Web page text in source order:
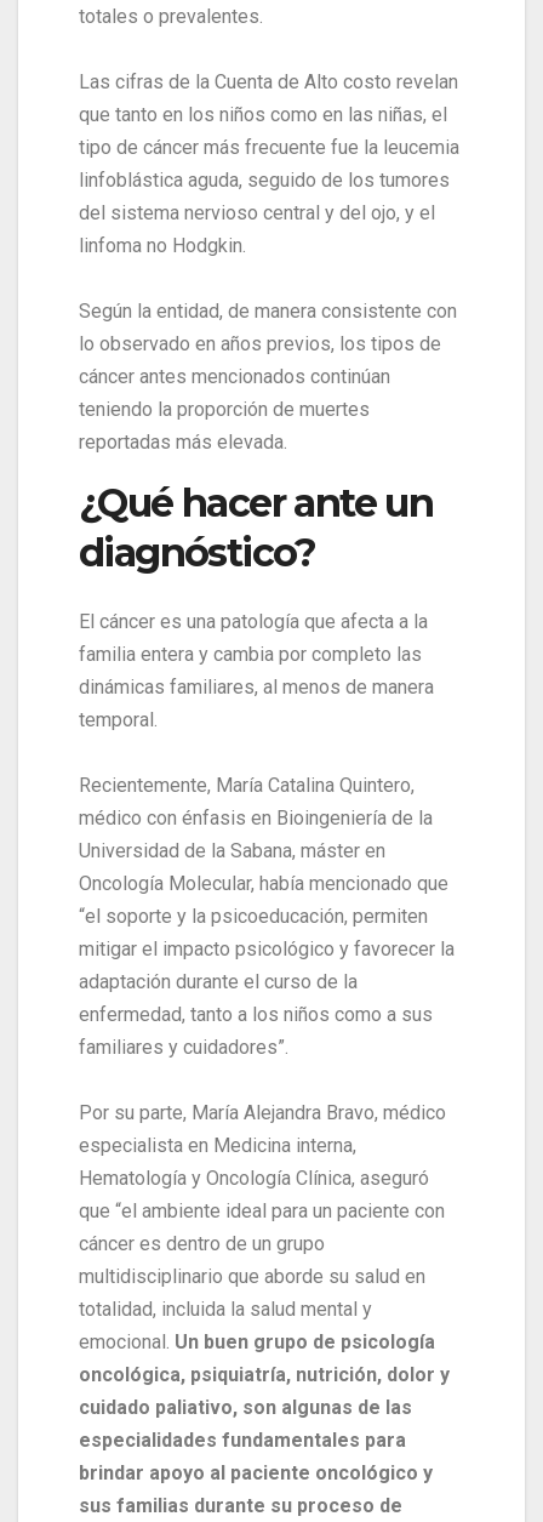
totales o prevalentes.
Las cifras de la Cuenta de Alto costo revelan
que tanto en los niños como en las niñas, el
tipo de cáncer más frecuente fue la leucemia
linfoblástica aguda, seguido de los tumores
del sistema nervioso central y del ojo, y el
linfoma no Hodgkin.
Según la entidad, de manera consistente con
lo observado en años previos, los tipos de
cáncer antes mencionados continúan
teniendo la proporción de muertes
reportadas más elevada.
¿Qué hacer ante un
diagnóstico?
El cáncer es una patología que afecta a la
familia entera y cambia por completo las
dinámicas familiares, al menos de manera
temporal.
Recientemente, María Catalina Quintero,
médico con énfasis en Bioingeniería de la
Universidad de la Sabana, máster en
Oncología Molecular, había mencionado que
“el soporte y la psicoeducación, permiten
mitigar el impacto psicológico y favorecer la
adaptación durante el curso de la
enfermedad, tanto a los niños como a sus
familiares y cuidadores”.
Por su parte, María Alejandra Bravo, médico
especialista en Medicina interna,
Hematología y Oncología Clínica, aseguró
que “el ambiente ideal para un paciente con
cáncer es dentro de un grupo
multidisciplinario que aborde su salud en
totalidad, incluida la salud mental y
emocional. Un buen grupo de psicología
oncológica, psiquiatría, nutrición, dolor y
cuidado paliativo, son algunas de las
especialidades fundamentales para
brindar apoyo al paciente oncológico y
sus familias durante su proceso de